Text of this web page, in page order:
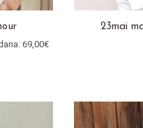
69,00€
23mai